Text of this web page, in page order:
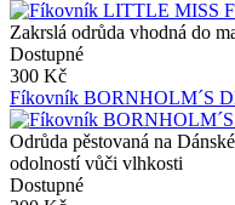
Zakrslá odrůda vhodná do
Dostupné
300 Kč
Fíkovník BORNHOLM´S
Odrůda pěstovaná na
odolností vůči vlhkosti
Dostupné